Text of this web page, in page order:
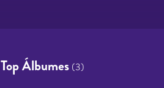
Top Álbumes (3)